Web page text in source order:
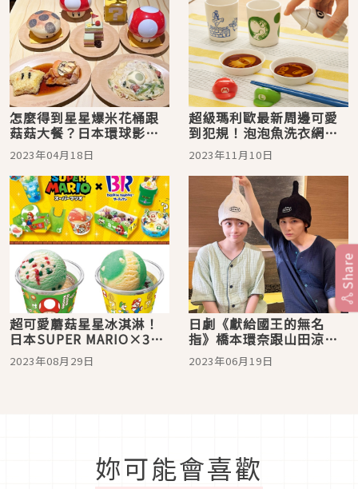
怎麼得到星星爆米花桶跟
菇菇大餐？日本環球影城
當紅園區「超級任天堂世
界」攻略：食物周邊篇
2023年04月18日
超級瑪利歐最新周邊可愛
到犯規！泡泡魚洗衣網＆
一番賞都讓人好想入手
2023年11月10日
超可愛蘑菇星星冰淇淋！
日本SUPER MARIO×31
冰淇淋聯名期間限定新品
2023年08月29日
日劇《獻給國王的無名
指》橋本環奈跟山田涼介
的情侶睡衣！不只好穿可
愛更出自日本老字號品牌
2023年06月19日
妳可能會喜歡
Share